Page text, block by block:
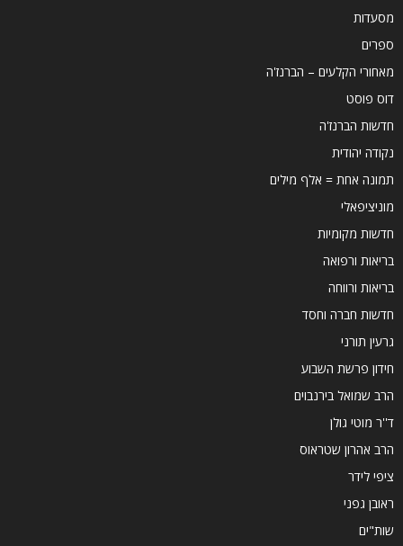
מסעדות
ספרים
מאחורי הקלעים – הברנז'ה
דוס פוסט
חדשות הברנז'ה
נקודה יהודית
תמונה אחת = אלף מילים
מוניציפאלי
חדשות מקומיות
בריאות ורפואה
בריאות ורווחה
חדשות חברה וחסד
גרעין תורני
חידון פרשת השבוע
הרב שמואל בירנבוים
ד''ר מוטי גולן
הרב אהרון שטראוס
ציפי לידר
ראובן גפני
שות"ים